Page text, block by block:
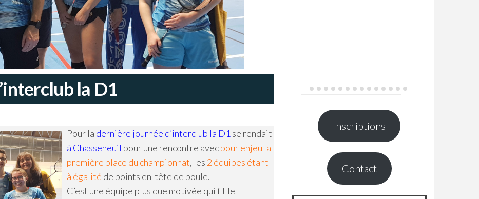
la D1
Pour la dernière journée d’interclub la D1 se rendait
à Chasseneuil pour une rencontre avecpour enjeu la
première place du championnat, les 2 équipes étant
à égalité de points en-tête de poule.
C’est une équipe plus que motivée qui fit le
Inscriptions
Contact